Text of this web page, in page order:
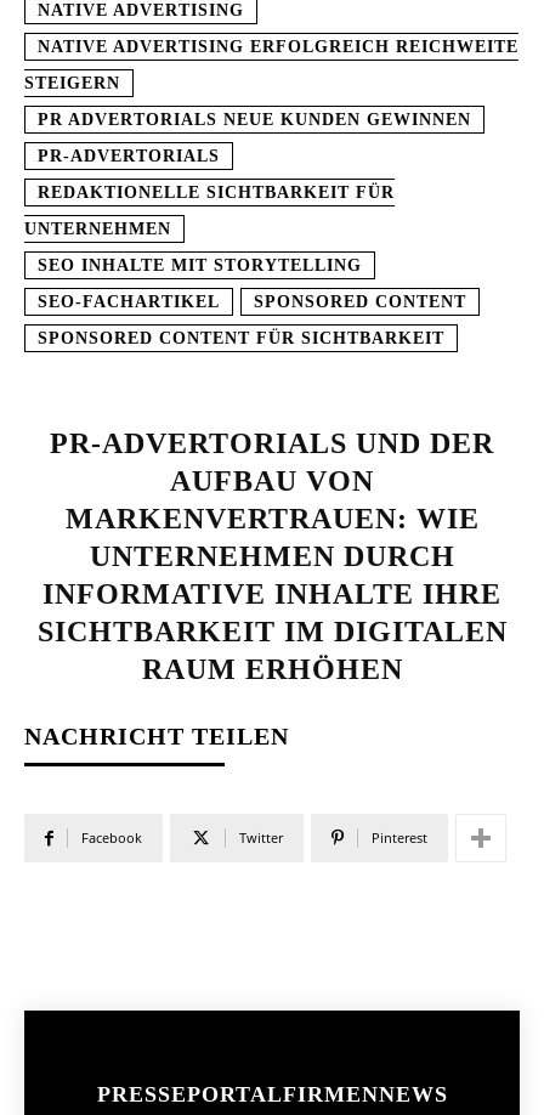
NATIVE ADVERTISING
NATIVE ADVERTISING ERFOLGREICH REICHWEITE
STEIGERN
PR ADVERTORIALS NEUE KUNDEN GEWINNEN
PR-ADVERTORIALS
REDAKTIONELLE SICHTBARKEIT FÜR
UNTERNEHMEN
SEO INHALTE MIT STORYTELLING
SEO-FACHARTIKEL
SPONSORED CONTENT
SPONSORED CONTENT FÜR SICHTBARKEIT
PR-ADVERTORIALS UND DER
AUFBAU VON
MARKENVERTRAUEN: WIE
UNTERNEHMEN DURCH
INFORMATIVE INHALTE IHRE
SICHTBARKEIT IM DIGITALEN
RAUM ERHÖHEN
NACHRICHT TEILEN
Facebook Twitter Pinterest
PRESSEPORTALFIRMENNEWS